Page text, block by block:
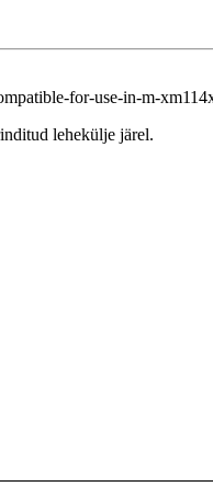
for-use-in-m-
lehekülje järel.